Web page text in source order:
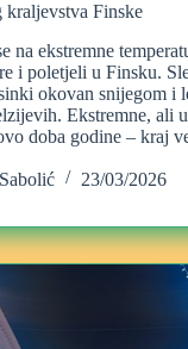
kraljevstva Finske
na ekstremne
i poletjeli u Finsku.
okovan snijegom i
Ekstremne, ali
doba godine – kraj
23/03/2026